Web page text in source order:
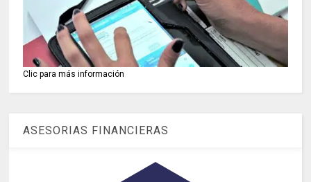
Clic para más información
ASESORIAS FINANCIERAS